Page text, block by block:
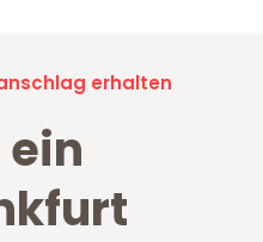
erhalten